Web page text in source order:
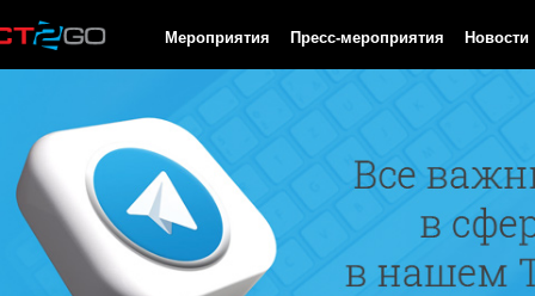
Мероприятия Пресс-мероприятия Новости